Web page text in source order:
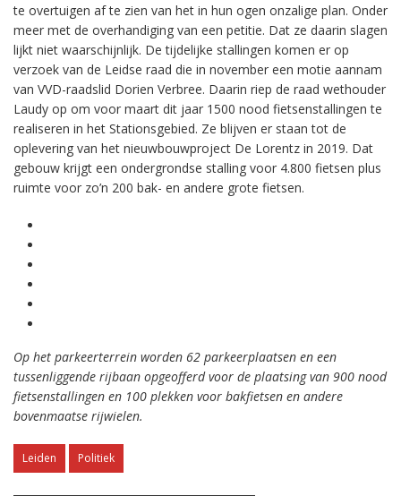
te overtuigen af te zien van het in hun ogen onzalige plan. Onder
meer met de overhandiging van een petitie. Dat ze daarin slagen
lijkt niet waarschijnlijk. De tijdelijke stallingen komen er op
verzoek van de Leidse raad die in november een motie aannam
van VVD-raadslid Dorien Verbree. Daarin riep de raad wethouder
Laudy op om voor maart dit jaar 1500 nood fietsenstallingen te
realiseren in het Stationsgebied. Ze blijven er staan tot de
oplevering van het nieuwbouwproject De Lorentz in 2019. Dat
gebouw krijgt een ondergrondse stalling voor 4.800 fietsen plus
ruimte voor zo’n 200 bak- en andere grote fietsen.
Op het parkeerterrein worden 62 parkeerplaatsen en een
tussenliggende rijbaan opgeofferd voor de plaatsing van 900 nood
fietsenstallingen en 100 plekken voor bakfietsen en andere
bovenmaatse rijwielen.
Leiden Politiek